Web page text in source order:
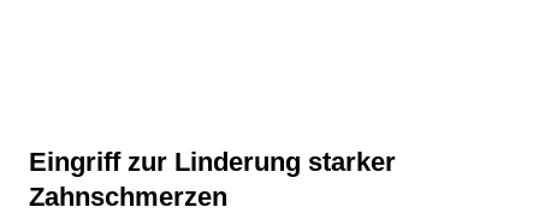
Eingriff zur Linderung starker
Zahnschmerzen